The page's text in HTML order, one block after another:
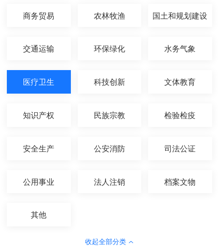
商务贸易 农林牧渔 国土和规划建设
交通运输 环保绿化 水务气象
医疗卫生 科技创新 文体教育
知识产权 民族宗教 检验检疫
安全生产 公安消防 司法公证
公用事业 法人注销 档案文物
其他
收起全部分类